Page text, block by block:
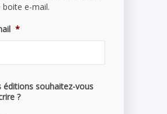
boite e-mail.
*
éditions souhaitez-vous
?